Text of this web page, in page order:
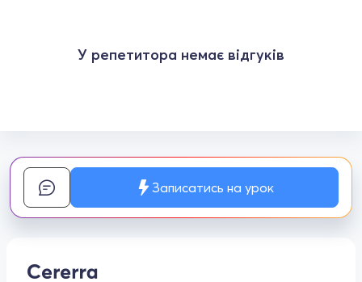
У репетитора немає відгуків
Записатись на урок